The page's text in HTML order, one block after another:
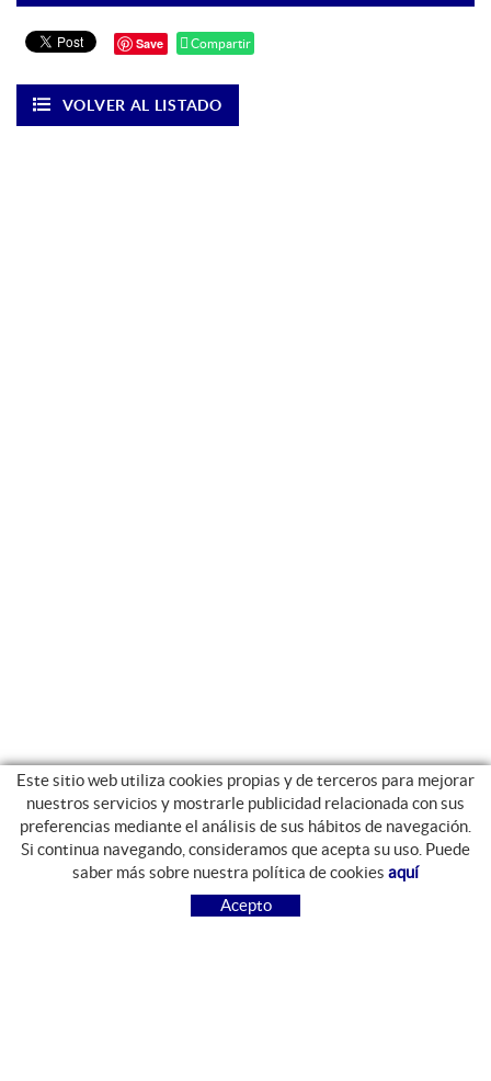
Save Compartir
VOLVER AL LISTADO
GUIA DE COMPRA
COMO COMPRAR
PREGUNTAS FRECUENTES
Este sitio web utiliza cookies propias y de terceros para mejorar
nuestros servicios y mostrarle publicidad relacionada con sus
preferencias mediante el análisis de sus hábitos de navegación.
Si continua navegando, consideramos que acepta su uso. Puede
saber más sobre nuestra política de cookies aquí
Acepto